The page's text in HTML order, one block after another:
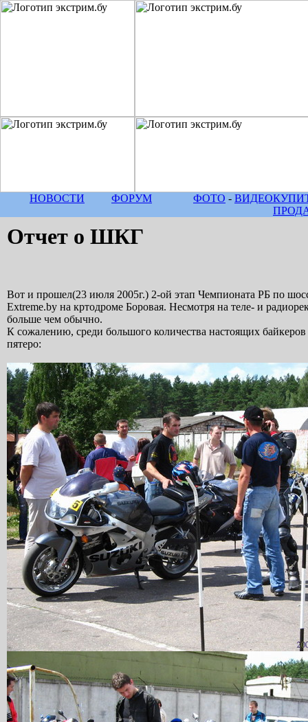
НОВОСТИ ФОРУМ ФОТО - ВИДЕО
Отчет о ШКГ
Вот и прошел(23 июля 2005г.) 2-ой этап Чемпионата РБ по
Extreme.by на кртодроме Боровая. Несмотря на теле- и
больше чем обычно.
К сожалению, среди большого количества настоящих
пятеро: